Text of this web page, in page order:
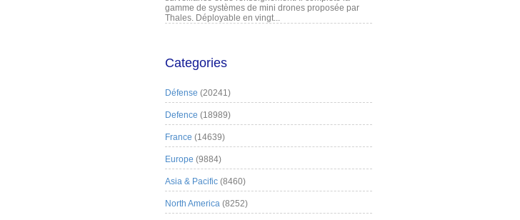
gamme de systèmes de mini drones proposée par
Thales. Déployable en vingt...
Categories
Défense (20241)
Defence (18989)
France (14639)
Europe (9884)
Asia & Pacific (8460)
North America (8252)